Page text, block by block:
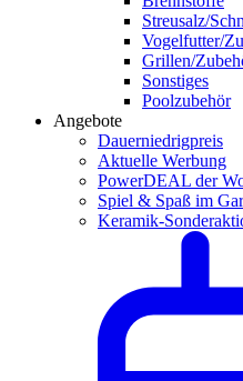
Streusalz/
Vogelfutter/
Grillen/
Sonstiges
Poolzubehör
Angebote
Dauerniedrigpreis
Aktuelle Werbung
PowerDEAL der
Spiel & Spaß im
Keramik-